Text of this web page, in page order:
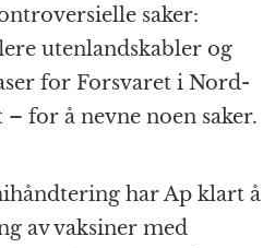
saker:
utenlandskabler og
for Forsvaret i Nord-
for å nevne noen saker.
har Ap klart å
av vaksiner med